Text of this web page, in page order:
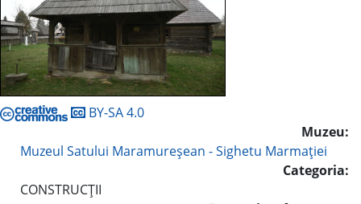
BY-SA 4.0
Muzeu:
Muzeul Satului Maramureşean - Sighetu Marmaţiei
Categoria:
CONSTRUCŢII